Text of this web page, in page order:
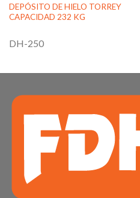
DEPÓSITO DE HIELO TORREY
CAPACIDAD 232 KG
DH-250